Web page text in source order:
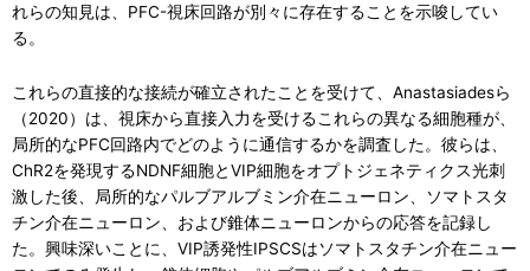
れらの知見は、PFC-視床回路が別々に存在することを示唆してい
る。
これらの直接的な接続が確立されたことを受けて、Anastasiadesら
（2020）は、視床から直接入力を受けるこれらの異なる細胞種が、
局所的なPFC回路内でどのように通信するかを調査した。彼らは、
ChR2を発現するNDNF細胞とVIP細胞をオプトジェネティクス光刺
激した後、局所的なパルブアルブミン介在ニューロン、ソマトスタ
チン介在ニューロン、および錐体ニューロンからの応答を記録し
た。興味深いことに、VIP誘発性IPSCSはソマトスタチン介在ニュー